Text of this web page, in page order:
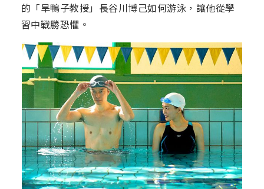
的「旱鴨子教授」長谷川博己如何游泳，讓他從學
習中戰勝恐懼。